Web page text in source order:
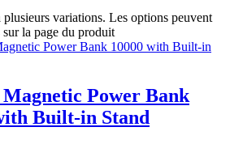
variations. Les options peuvent
sur la page du produit
Power Bank
Built-in Stand